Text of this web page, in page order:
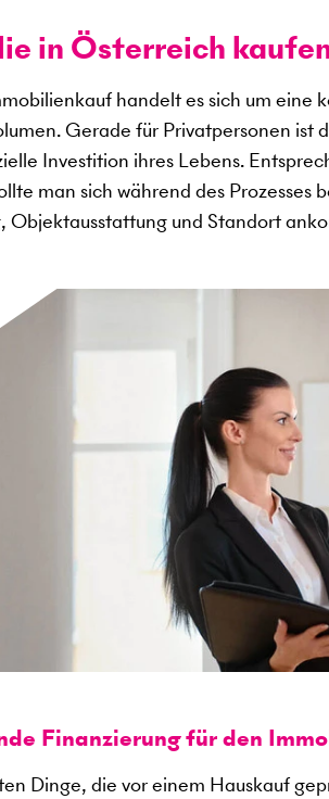
in Österreich
handelt es sich um eine
Gerade für Privatpersonen ist
Investition ihres Lebens.
man sich während des Prozesses
Objektausstattung und Standort
Finanzierung für den
Dinge, die vor einem Hauskauf